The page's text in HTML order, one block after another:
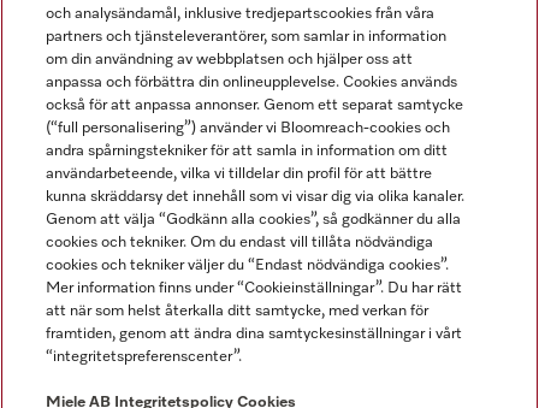
Miele AB
Allmänna villkor
Användarvillkor
Miele tillgänglighetsförklaring
Lagen om digitala tjänster
Miele på LinkedIn
Miele på Facebook
Miele på Instagram
Miele på Youtube
och analysändamål, inklusive tredjepartscookies från våra
partners och tjänsteleverantörer, som samlar in information
om din användning av webbplatsen och hjälper oss att
anpassa och förbättra din onlineupplevelse. Cookies används
också för att anpassa annonser. Genom ett separat samtycke
(“full personalisering”) använder vi Bloomreach-cookies och
andra spårningstekniker för att samla in information om ditt
användarbeteende, vilka vi tilldelar din profil för att bättre
kunna skräddarsy det innehåll som vi visar dig via olika kanaler.
Genom att välja “Godkänn alla cookies”, så godkänner du alla
cookies och tekniker. Om du endast vill tillåta nödvändiga
cookies och tekniker väljer du “Endast nödvändiga cookies”.
Mer information finns under “Cookieinställningar”. Du har rätt
att när som helst återkalla ditt samtycke, med verkan för
framtiden, genom att ändra dina samtyckesinställningar i vårt
“integritetspreferenscenter”.
Miele AB Integritetspolicy Cookies